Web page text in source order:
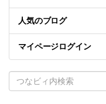
人気のブログ
マイページログイン